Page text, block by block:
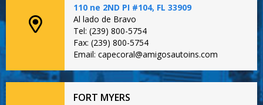
110 ne 2ND PI #104, FL 33909
Al lado de Bravo
Tel: (239) 800-5754
Fax: (239) 800-5754
Email: capecoral@amigosautoins.com
FORT MYERS